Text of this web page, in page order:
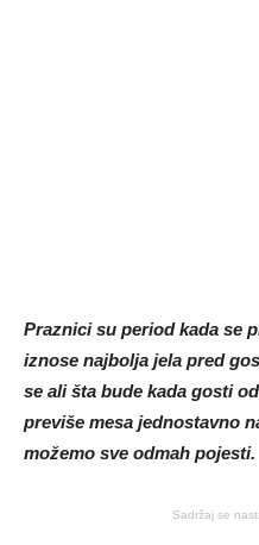
Praznici su period kada se
iznose najbolja jela pred
se ali šta bude kada gosti
previše mesa jednostavno
možemo sve odmah pojesti.
Sadržaj se